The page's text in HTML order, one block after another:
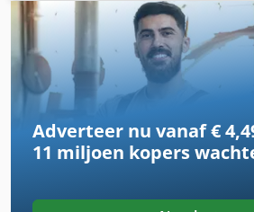
208 cm Sturing: star Motormerk:
Technische staat: zeer goed Optische
Dodpjy D D Slefx Af Eokr = Extra
3e hydraulische circuit - Hoge
compensator = Opmerkingen =
Stage V / Tier IV final 2 rijsnelheden,
airconditioning, achteruitrijcamera,
joystickbesturing
Adverteer nu vanaf €
11 miljoen kopers